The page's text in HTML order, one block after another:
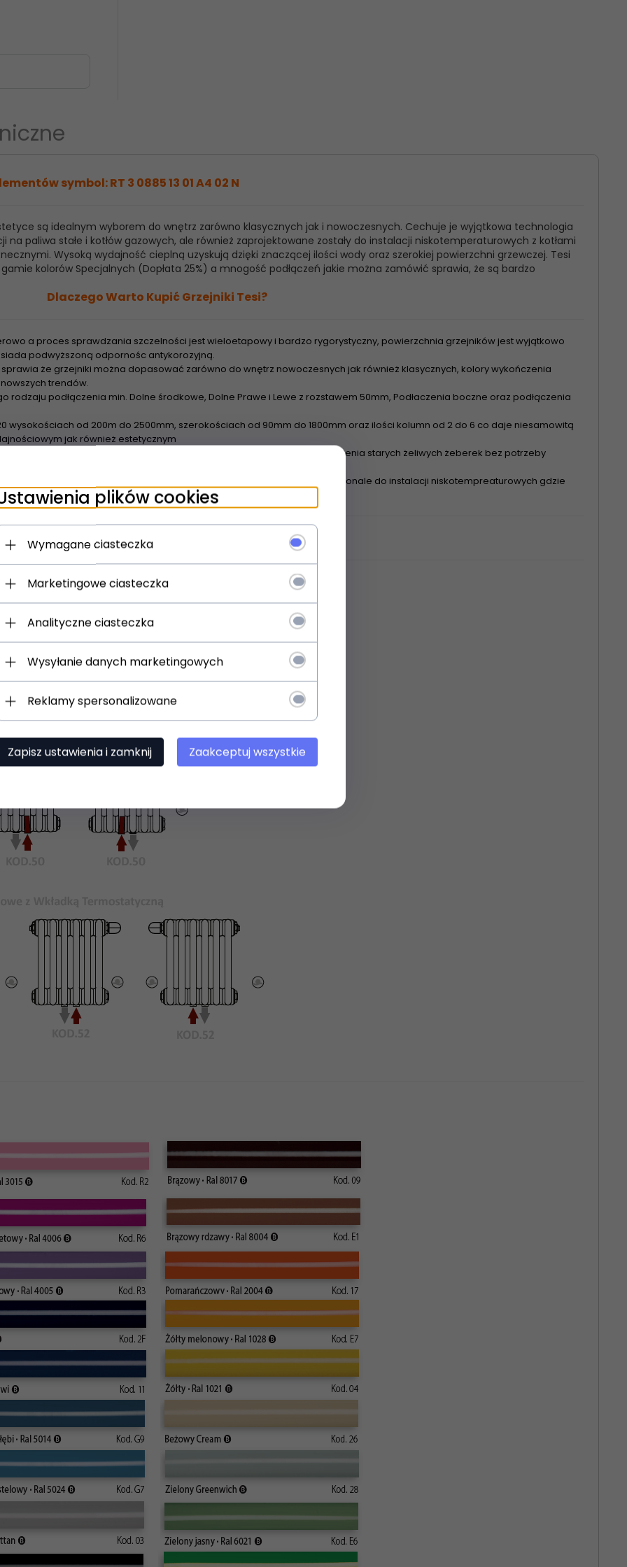
symbol: RT 3 0885 13 01 A4 02 N
są idealnym wyborem do wnętrz zarówno klasycznych jak i nowoczesnych. Cechuje je wyjątkowa technologia
na paliwa stałe i kotłów gazowych, ale również zaprojektowane zostały do instalacji niskotemperaturowych z kotłami
Wysoką wydajność cieplną uzyskują dzięki znaczącej ilości wody oraz szerokiej powierzchni grzewczej. Tesi
kolorów Specjalnych (Dopłata 25%) a mnogość podłączeń jakie można zamówić sprawia, że są bardzo
Dlaczego Warto Kupić Grzejniki Tesi?
a proces sprawdzania szczelności jest wieloetapowy i bardzo rygorystyczny, powierzchnia grzejników jest wyjątkowo
podwyższoną odpornośc antykorozyjną.
że grzejniki można dopasować zarówno do wnętrz nowoczesnych jak również klasycznych, kolory wykończenia
trendów.
podłączenia min. Dolne środkowe, Dolne Prawe i Lewe z rozstawem 50mm, Podłaczenia boczne oraz podłączenia
wysokościach od 200m do 2500mm, szerokościach od 90mm do 1800mm oraz ilości kolumn od 2 do 6 co daje niesamowitą
jak również estetycznym
grzejników z rozstawem bocznym 500m Tesi nadają się do zastąpienia starych żeliwych żeberek bez potrzeby
- Dzięki szerokiej powierzchni grzewczej grzejniki nadaja się doskonale do instalacji niskotempreaturowych gdzie
z pompami ciepła oraz kolektorami słonecznymi
plików cookies
Wymagane ciasteczka
Marketingowe ciasteczka
Analityczne ciasteczka
Wysyłanie danych marketingowych
Reklamy spersonalizowane
Zapisz ustawienia i zamknij Zaakceptuj wszystkie